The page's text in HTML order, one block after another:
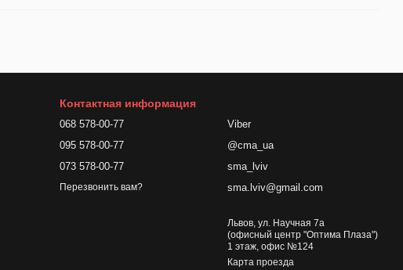
Контактная информация
068 578-00-77
095 578-00-77
073 578-00-77
Перезвонить вам?
Viber
@cma_ua
sma_lviv
sma.lviv@gmail.com
Львов, ул. Научная 7а
(офисный центр "Оптима Плаза")
1 этаж, офис №124
Карта проезда